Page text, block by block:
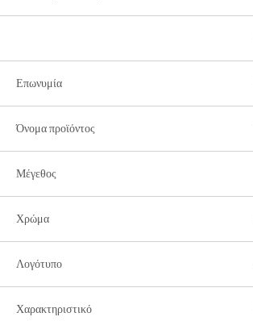
Επωνυμία
Όνομα προϊόντος
Μέγεθος
Χρώμα
Λογότυπο
Χαρακτηριστικό